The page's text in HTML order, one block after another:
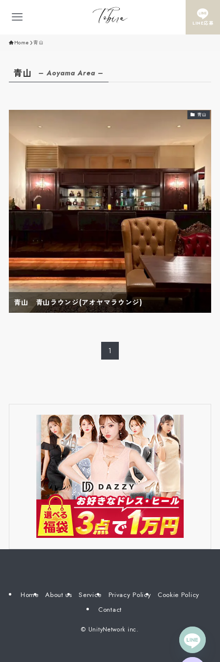
LINE応募
Home 青山
青山 – Aoyama Area –
青山
青山 青山ラウンジ(アオヤマラウンジ)
1
Home About us Service Privacy Policy
Cookie Policy
Contact
© UnityNetwork inc.